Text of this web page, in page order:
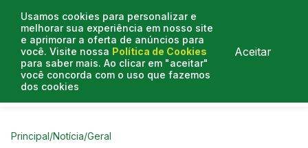
Usamos cookies para personalizar e
melhorar sua experiência em nosso site
e aprimorar a oferta de anúncios para
você. Visite nossa Política de Cookies
para saber mais. Ao clicar em "aceitar"
você concorda com o uso que fazemos
dos cookies
Aceitar
Curtas do Poder
Principal/Notícia/Geral